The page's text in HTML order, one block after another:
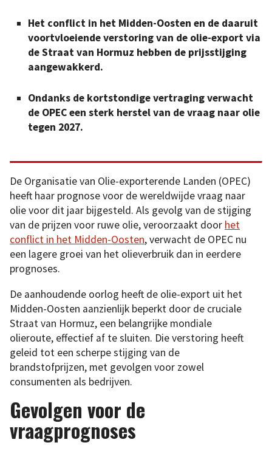
Het conflict in het Midden-Oosten en de daaruit
voortvloeiende verstoring van de olie-export via
de Straat van Hormuz hebben de prijsstijging
aangewakkerd.
Ondanks de kortstondige vertraging verwacht
de OPEC een sterk herstel van de vraag naar olie
tegen 2027.
De Organisatie van Olie-exporterende Landen (OPEC)
heeft haar prognose voor de wereldwijde vraag naar
olie voor dit jaar bijgesteld. Als gevolg van de stijging
van de prijzen voor ruwe olie, veroorzaakt door het
conflict in het Midden-Oosten, verwacht de OPEC nu
een lagere groei van het olieverbruik dan in eerdere
prognoses.
De aanhoudende oorlog heeft de olie-export uit het
Midden-Oosten aanzienlijk beperkt door de cruciale
Straat van Hormuz, een belangrijke mondiale
olieroute, effectief af te sluiten. Die verstoring heeft
geleid tot een scherpe stijging van de
brandstofprijzen, met gevolgen voor zowel
consumenten als bedrijven.
Gevolgen voor de
vraagprognoses